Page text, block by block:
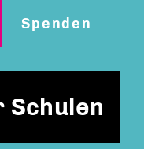
Spenden
Schulen